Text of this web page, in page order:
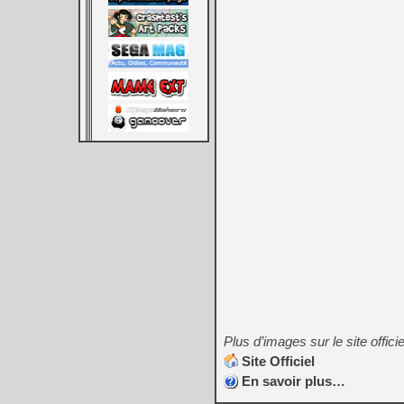
Plus d’images sur le site
Site Officiel
En savoir plus…